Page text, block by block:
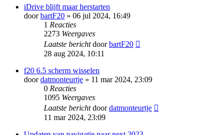
iDrive blijft maar herstarten
doorbartF20 » 06 jul 2024, 16:49
1 Reacties
2273 Weergaves
Laatste berichtdoorbartF20
28 aug 2024, 10:11
f20 6.5 scherm wisselen
doordatmonteurtje » 11 mar 2024, 23:09
0 Reacties
1095 Weergaves
Laatste berichtdoordatmonteurtje
11 mar 2024, 23:09